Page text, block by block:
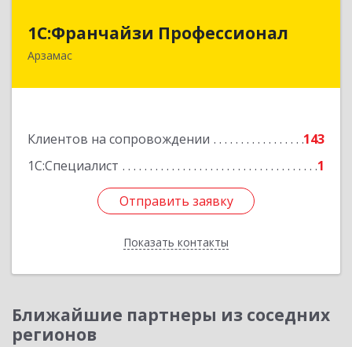
1С:Франчайзи Профессионал
Арзамас
Клиентов на сопровождении
143
1С:Специалист
1
Отправить заявку
Показать контакты
1С:Франчайзи Профессионал
607227, Нижегородская обл, Арзамас г, Кирова
Отправить заявку
Назад
Ближайшие партнеры из соседних
регионов